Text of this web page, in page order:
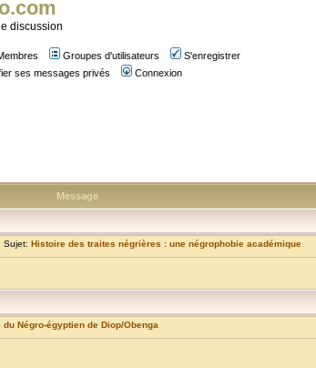
discussion
Groupes d'utilisateurs
S'enregistrer
ses messages privés Connexion
Message
Sujet: Histoire des traites négrières : une négrophobie académique
du Négro-égyptien de Diop/Obenga